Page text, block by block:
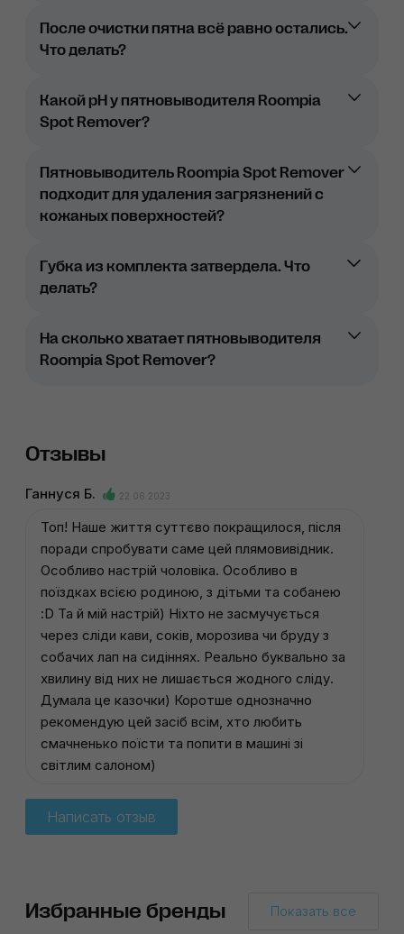
После очистки пятна всё равно остались.
Что делать?
Смочите губку в чистой воде и слегка
Встряхните флакон и нанесите 5 капель
средства на одну из граней губки
поверхность, двигаясь от краев к центру
пятна
Повторите предыдущий шаг, используя
Хорошо отожмите губку и впитайте
остатки жидкости ее широкой стороной
Какой pH у пятновыводителя Roompia
Spot Remover?
Пятновыводитель Roompia Spot Remover
подходит для удаления загрязнений с
кожаных поверхностей?
Губка из комплекта затвердела. Что
делать?
На сколько хватает пятновыводителя
Roompia Spot Remover?
Отзывы
Ганнуся Б. 22.06.2023
Топ! Наше життя суттєво покращилося, після
поради спробувати саме цей плямовивідник.
Особливо настрій чоловіка. Особливо в
поїздках всією родиною, з дітьми та собанею
:D Та й мій настрій) Ніхто не засмучується
через сліди кави, соків, морозива чи бруду з
собачих лап на сидіннях. Реально буквально за
хвилину від них не лишається жодного сліду.
Думала це казочки) Коротше однозначно
рекомендую цей засіб всім, хто любить
смачненько поїсти та попити в машині зі
світлим салоном)
Написать отзыв
Избранные бренды Показать все